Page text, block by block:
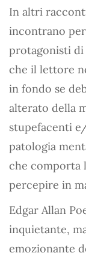
In altri
incontrano
protagonisti di
che il lettore
in fondo se
alterato della
stupefacenti
patologia
che comporta
percepire in
Edgar Allan
inquietante,
emozionante